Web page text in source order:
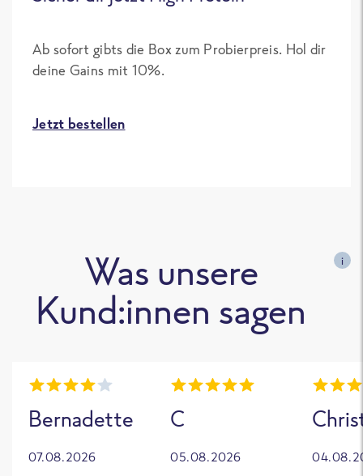
Ab sofort gibts die Box zum Probierpreis. Hol dir
deine Gains mit 10%.
Jetzt bestellen
Was unsere
Kund:innen sagen
i
Bernadette
07.08.2026
C
05.08.2026